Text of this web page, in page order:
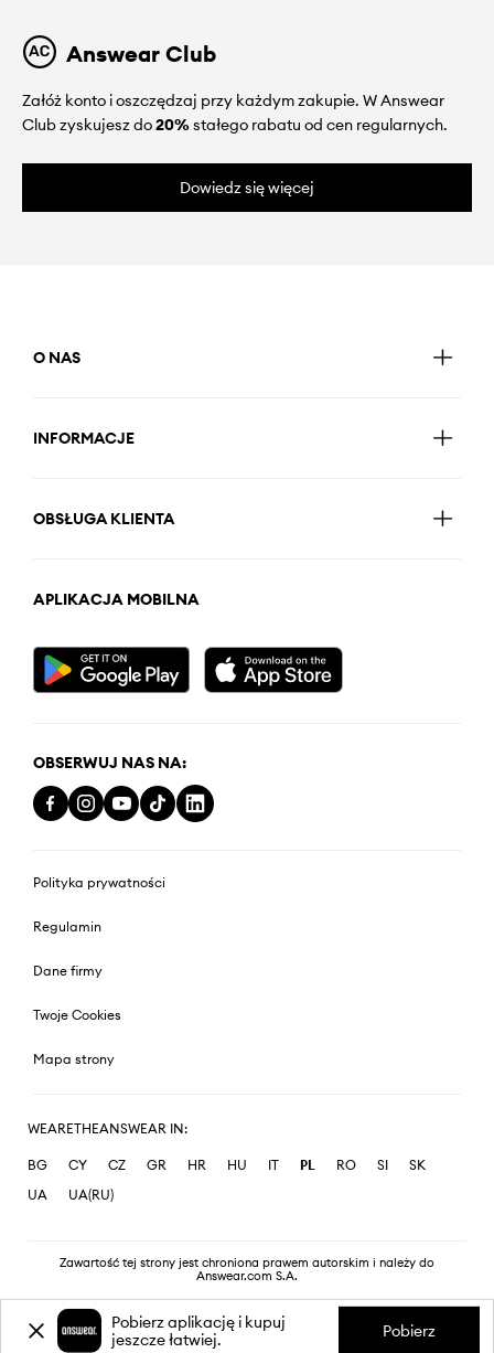
Answear Club
Załóż konto i oszczędzaj przy każdym zakupie. W Answear
Club zyskujesz do20%stałego rabatu od cen regularnych.
Dowiedz się więcej
O NAS
INFORMACJE
OBSŁUGA KLIENTA
APLIKACJA MOBILNA
OBSERWUJ NAS NA:
Polityka prywatności
Regulamin
Dane firmy
Twoje Cookies
Mapa strony
WEARETHEANSWEAR IN:
BG CY CZ GR HR HU IT PL RO SI
SK
UA
UA(RU)
Zawartość tej strony jest chroniona prawem autorskim i należy do
Answear.com S.A.
Pobierz aplikację i kupuj
jeszcze łatwiej.
Pobierz